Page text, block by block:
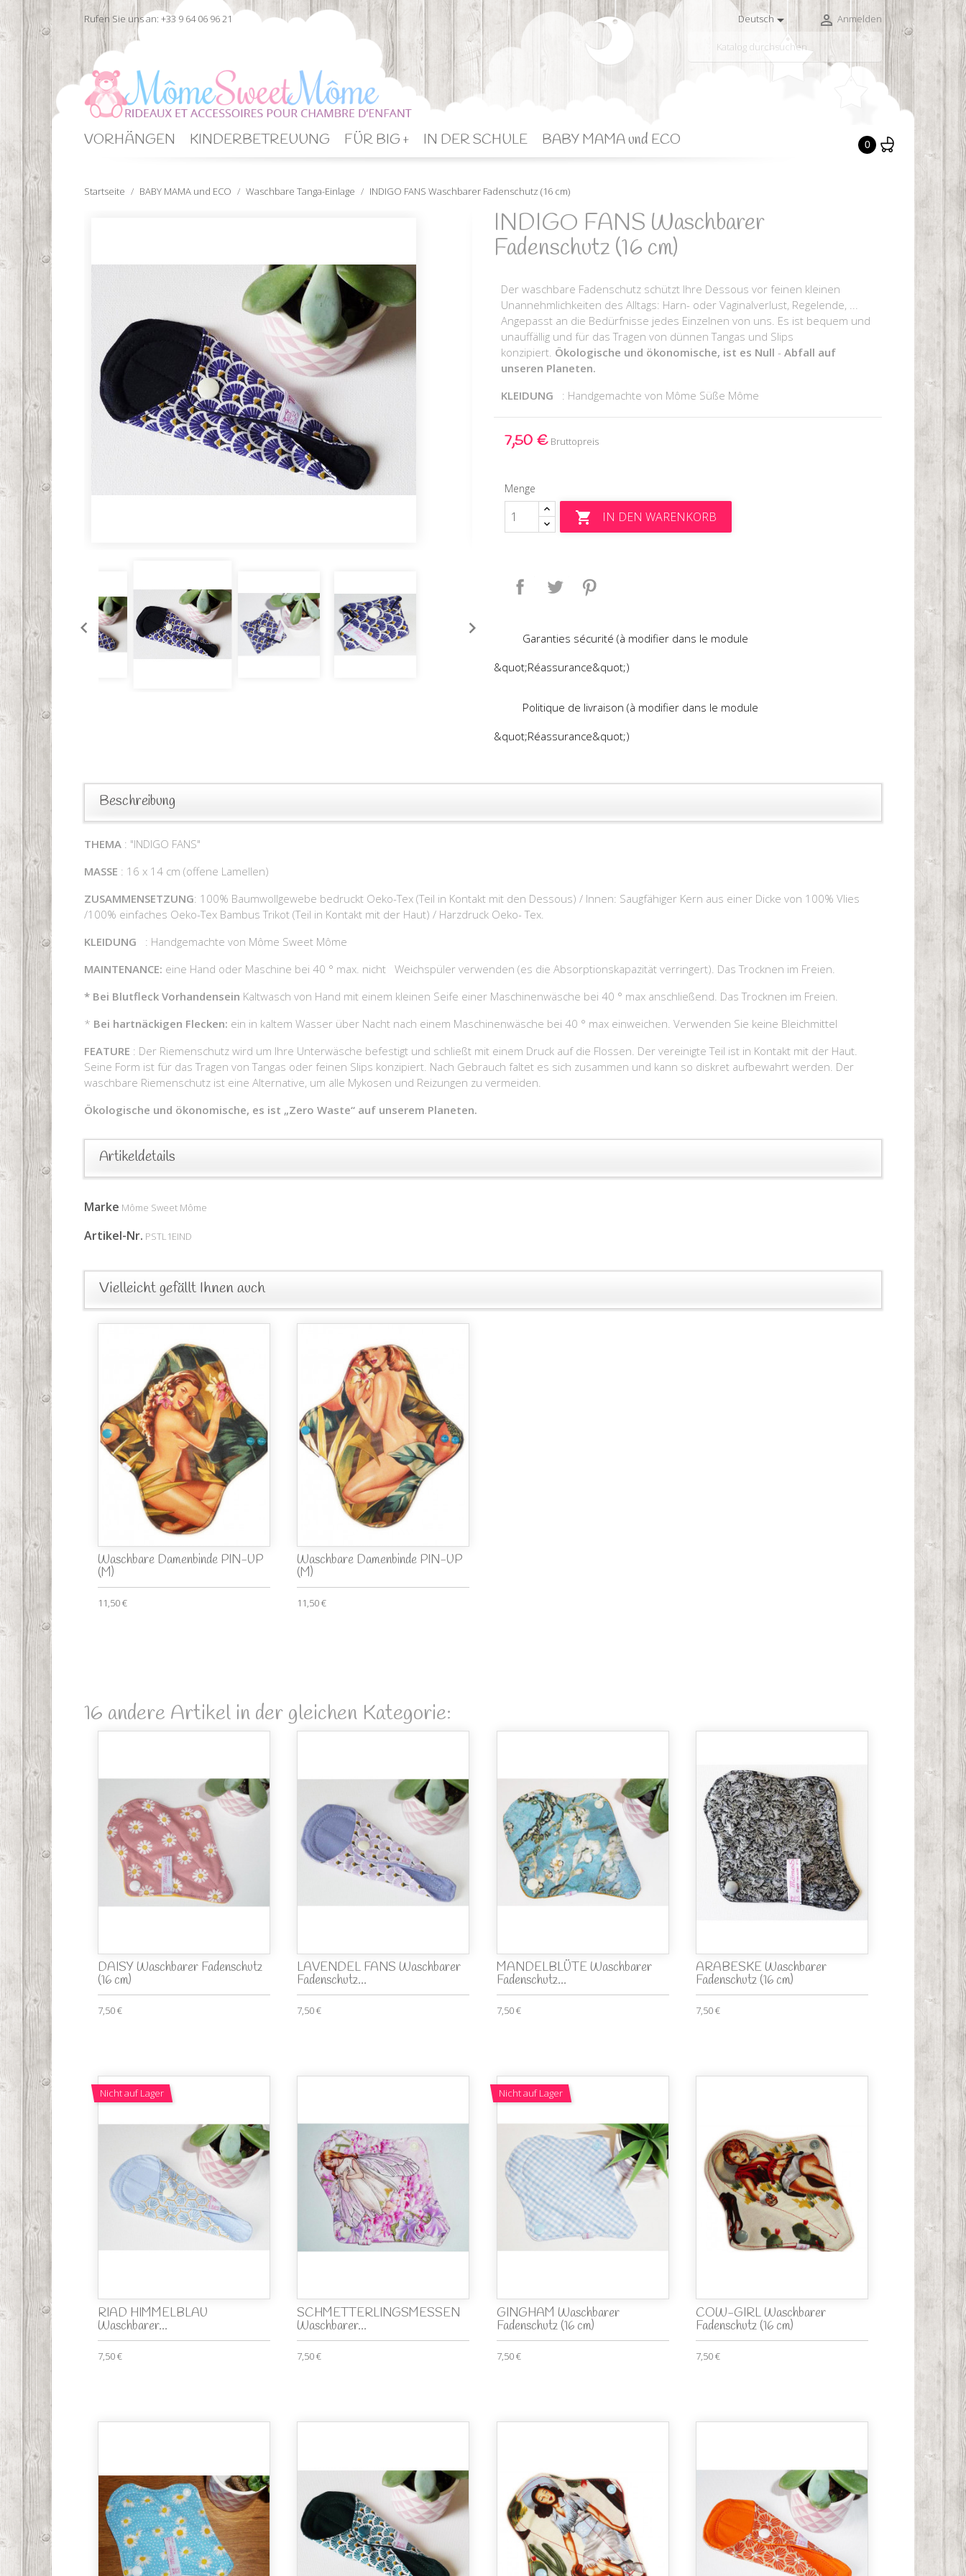
Rufen Sie uns an: +33 9 64 06 96 21 Deutsch  Anmelden
VORHÄNGEN KINDERBETREUUNG FÜR BIG + IN DER SCHULE BABY MAMA und ECO 0
Startseite BABY MAMA und ECO Waschbare Tanga-Einlage INDIGO FANS Waschbarer Fadenschutz (16 cm)
INDIGO FANS Waschbarer
Fadenschutz (16 cm)
Der waschbare Fadenschutz schützt Ihre Dessous vor feinen kleinen
Unannehmlichkeiten des Alltags: Harn- oder Vaginalverlust, Regelende, ...
Angepasst an die Bedürfnisse jedes Einzelnen von uns. Es ist bequem und
unauffällig und für das Tragen von dünnen Tangas und Slips
konzipiert. Ökologische und ökonomische, ist es Null - Abfall auf
unseren Planeten.
KLEIDUNG : Handgemachte von Môme Süße Môme
7,50 € Bruttopreis
Menge
 IN DEN WARENKORB
Teilen Tweet
Garanties sécurité (à modifier dans le module
&quot;Réassurance&quot;)
Politique de livraison (à modifier dans le module
&quot;Réassurance&quot;)
Beschreibung
THEMA : "INDIGO FANS"
MASSE : 16 x 14 cm (offene Lamellen)
ZUSAMMENSETZUNG: 100% Baumwollgewebe bedruckt Oeko-Tex (Teil in Kontakt mit den Dessous) / Innen: Saugfähiger Kern aus einer Dicke von 100% Vlies
/100% einfaches Oeko-Tex Bambus Trikot (Teil in Kontakt mit der Haut) / Harzdruck Oeko- Tex.
KLEIDUNG : Handgemachte von Môme Sweet Môme
MAINTENANCE: eine Hand oder Maschine bei 40 ° max. nicht Weichspüler verwenden (es die Absorptionskapazität verringert). Das Trocknen im Freien.
* Bei Blutfleck Vorhandensein Kaltwasch von Hand mit einem kleinen Seife einer Maschinenwäsche bei 40 ° max anschließend. Das Trocknen im Freien.
* Bei hartnäckigen Flecken: ein in kaltem Wasser über Nacht nach einem Maschinenwäsche bei 40 ° max einweichen. Verwenden Sie keine Bleichmittel
FEATURE : Der Riemenschutz wird um Ihre Unterwäsche befestigt und schließt mit einem Druck auf die Flossen. Der vereinigte Teil ist in Kontakt mit der Haut.
Seine Form ist für das Tragen von Tangas oder feinen Slips konzipiert. Nach Gebrauch faltet es sich zusammen und kann so diskret aufbewahrt werden. Der
waschbare Riemenschutz ist eine Alternative, um alle Mykosen und Reizungen zu vermeiden.
Ökologische und ökonomische, es ist „Zero Waste“ auf unserem Planeten.
Artikeldetails
Marke Môme Sweet Môme
Artikel-Nr. PSTL1EIND
Vielleicht gefällt Ihnen auch
Waschbare Damenbinde PIN-UP
(M)
11,50 €
Waschbare Damenbinde PIN-UP
(M)
11,50 €
16 andere Artikel in der gleichen Kategorie:
DAISY Waschbarer Fadenschutz
(16 cm)
7,50 €
LAVENDEL FANS Waschbarer
Fadenschutz...
7,50 €
MANDELBLÜTE Waschbarer
Fadenschutz...
7,50 €
ARABESKE Waschbarer
Fadenschutz (16 cm)
7,50 €
Nicht auf Lager
RIAD HIMMELBLAU
Waschbarer...
7,50 €
SCHMETTERLINGSMESSEN
Waschbarer...
7,50 €
Nicht auf Lager
GINGHAM Waschbarer
Fadenschutz (16 cm)
7,50 €
COW-GIRL Waschbarer
Fadenschutz (16 cm)
7,50 €